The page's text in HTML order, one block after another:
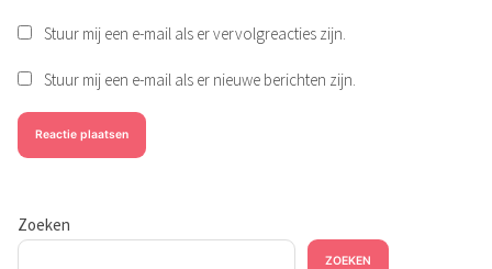
Stuur mij een e-mail als er vervolgreacties zijn.
Stuur mij een e-mail als er nieuwe berichten zijn.
Zoeken
ZOEKEN